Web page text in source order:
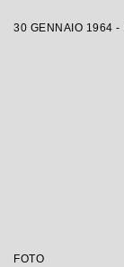
30 GENNAIO 1964 -
FOTO